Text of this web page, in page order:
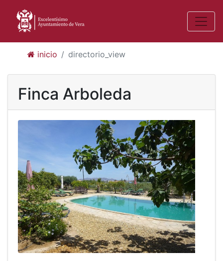
inicio directorio_view
Finca Arboleda